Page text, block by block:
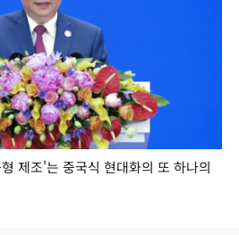
제조'는 중국식 현대화의 또 하나의